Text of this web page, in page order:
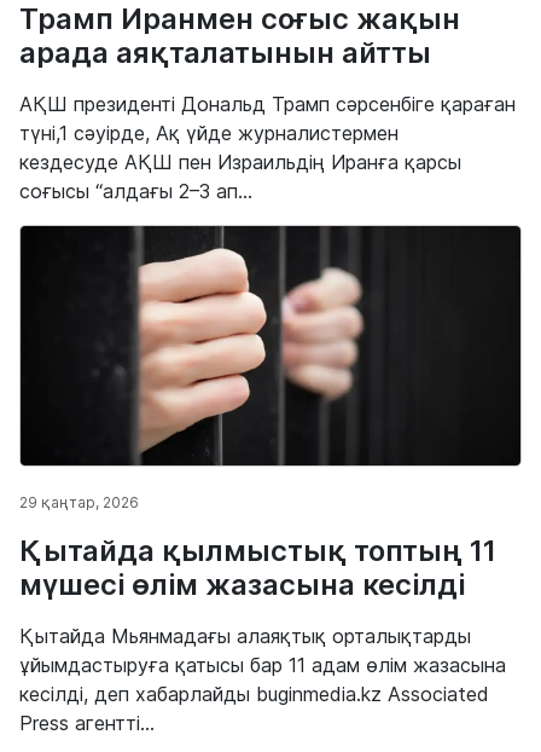
Трамп Иранмен соғыс жақын
арада аяқталатынын айтты
АҚШ президенті Дональд Трамп сәрсенбіге қараған
түні,1 сәуірде, Ақ үйде журналистермен
кездесуде АҚШ пен Израильдің Иранға қарсы
соғысы “алдағы 2–3 ап...
29 қаңтар, 2026
Қытайда қылмыстық топтың 11
мүшесі өлім жазасына кесілді
Қытайда Мьянмадағы алаяқтық орталықтарды
ұйымдастыруға қатысы бар 11 адам өлім жазасына
кесілді, деп хабарлайды buginmedia.kz Associated
Press агентті...